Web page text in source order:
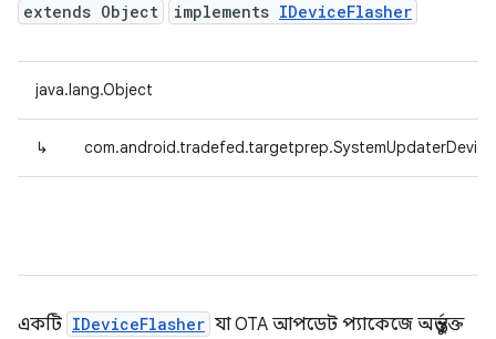
extends Object
implements IDeviceFlasher
java.lang.Object
↳
একটি IDeviceFlasher যা OTA আপডেট প্যাকেজে অন্তর্ভুক্ত